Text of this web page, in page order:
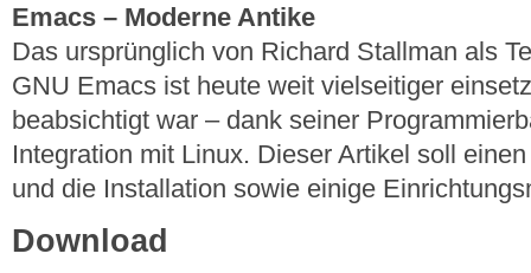
Emacs – Moderne Antike
Das ursprünglich von Richard Stallman als
GNU Emacs ist heute weit vielseitiger
beabsichtigt war – dank seiner
Integration mit Linux. Dieser Artikel soll
und die Installation sowie einige
Download